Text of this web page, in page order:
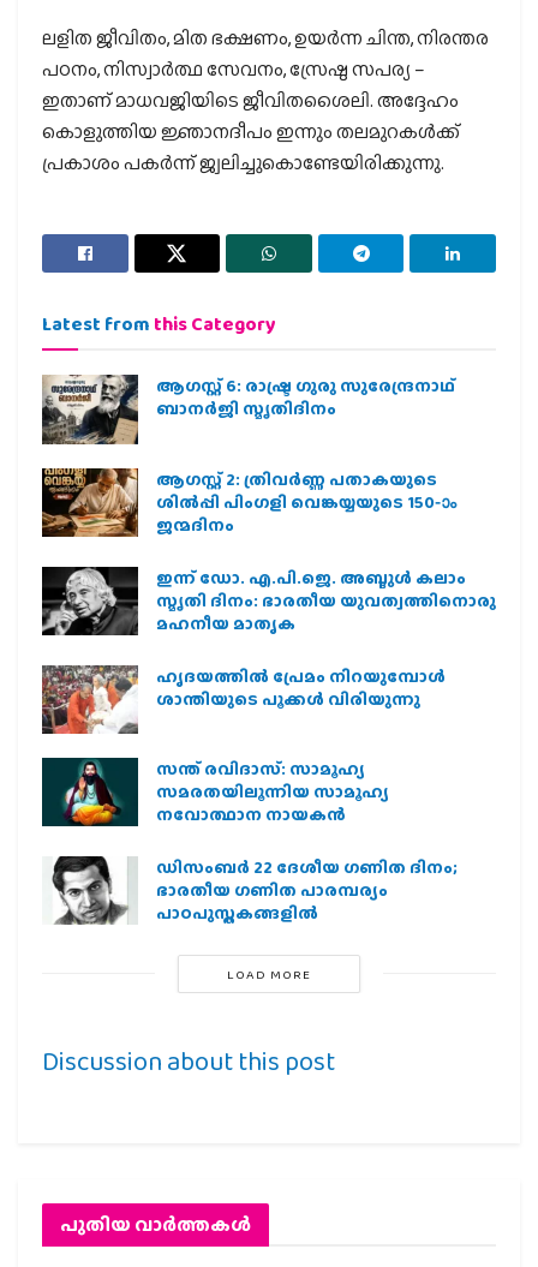
ലളിത ജീവിതം, മിത ഭക്ഷണം, ഉയർന്ന ചിന്ത, നിരന്തര
പഠനം, നിസ്വാർത്ഥ സേവനം, സ്രേഷ്ഠ സപര്യ –
ഇതാണ് മാധവജിയിടെ ജീവിതശൈലി. അദ്ദേഹം
കൊളുത്തിയ ജ്ഞാനദീപം ഇന്നും തലമുറകൾക്ക്
പ്രകാശം പകർന്ന് ജ്വലിച്ചുകൊണ്ടേയിരിക്കുന്നു.
Latest from this Category
ആഗസ്റ്റ് 6: രാഷ്ട്ര ഗുരു സുരേന്ദ്രനാഥ്
ബാനർജി സ്മൃതിദിനം
ആഗസ്റ്റ് 2: ത്രിവർണ്ണ പതാകയുടെ
ശിൽപ്പി പിംഗളി വെങ്കയ്യയുടെ 150-ാം
ജന്മദിനം
ഇന്ന് ഡോ. എ.പി.ജെ. അബ്ദുള്‍ കലാം
സ്മൃതി ദിനം: ഭാരതീയ യുവത്വത്തിനൊരു
മഹനീയ മാതൃക
ഹൃദയത്തില്‍ പ്രേമം നിറയുമ്പോള്‍
ശാന്തിയുടെ പൂക്കള്‍ വിരിയുന്നു
സന്ത് രവിദാസ്: സാമൂഹ്യ
സമരതയിലൂന്നിയ സാമൂഹ്യ
നവോത്ഥാന നായകൻ
ഡിസംബർ 22 ദേശീയ ഗണിത ദിനം;
ഭാരതീയ ഗണിത പാരമ്പര്യം
പാഠപുസ്തകങ്ങളിൽ
LOAD MORE
Discussion about this post
പുതിയ വാര്‍ത്തകള്‍